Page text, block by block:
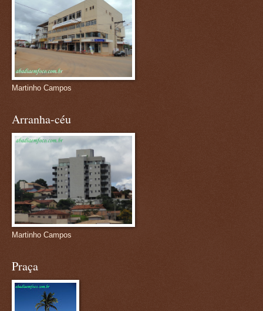
Martinho Campos
Arranha-céu
Martinho Campos
Praça